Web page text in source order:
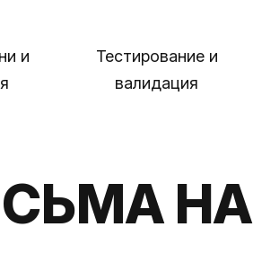
и
Тестирование и
валидация
НА